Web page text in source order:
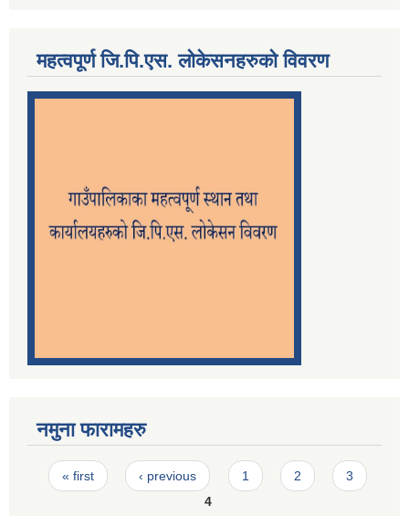
महत्वपूर्ण जि.पि.एस. लोकेसनहरुको विवरण
नमुना फारामहरु
Pages
« first ‹ previous 1 2
3
4